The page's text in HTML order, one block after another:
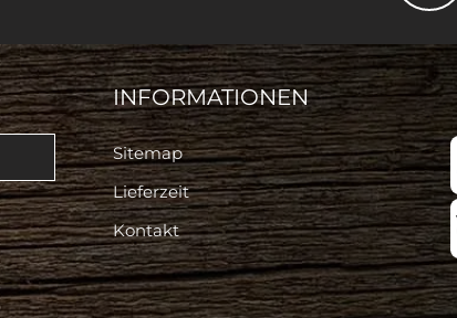
INFORMATIONEN
Sitemap
Lieferzeit
Kontakt